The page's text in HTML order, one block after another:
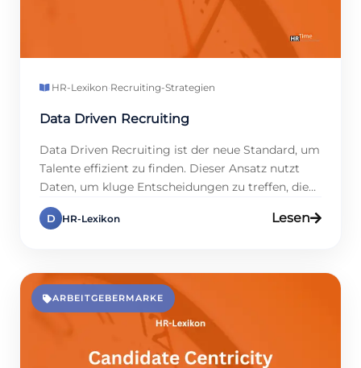
HR-Lexikon·Recruiting-Strategien
Data Driven Recruiting
Data Driven Recruiting ist der neue Standard, um
Talente effizient zu finden. Dieser Ansatz nutzt
Daten, um kluge Entscheidungen zu treffen, die
über Intuition hinausgehen. Studien zeigen, dass
Firmen mit datenbasierten Prozessen ihre
Data Driven Recruiting senkt Kosten, macht
Prozesse […]
D HR-Lexikon Lesen
ARBEITGEBERMARKE